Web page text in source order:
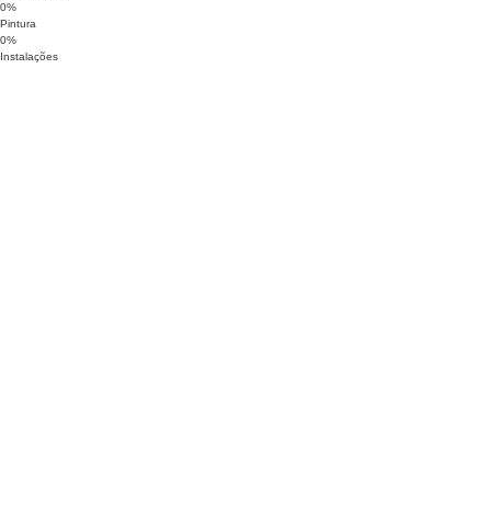
0%
Pintura
0%
Instalações